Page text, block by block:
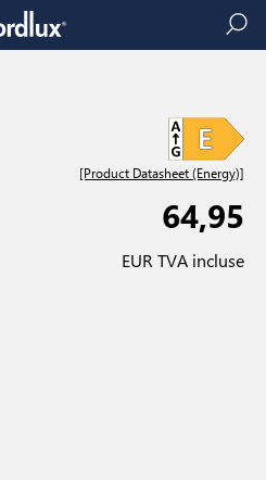
[Product Datasheet (Energy)]
64,95
EUR TVA incluse